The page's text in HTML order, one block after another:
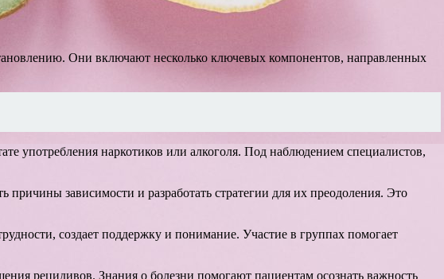
Они включают несколько ключевых компонентов, направленных
употребления наркотиков или алкоголя. Под наблюдением специалистов,
зависимости и разработать стратегии для их преодоления. Это
создает поддержку и понимание. Участие в группах помогает
рецидивов. Знания о болезни помогают пациентам осознать важность